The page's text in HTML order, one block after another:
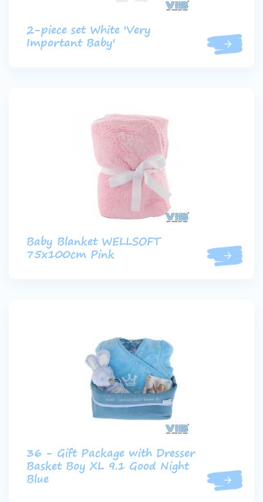
2-piece set White 'Very
Important Baby'
Baby Blanket WELLSOFT
75x100cm Pink
36 - Gift Package with Dresser
Basket Boy XL 9.1 Good Night
Blue